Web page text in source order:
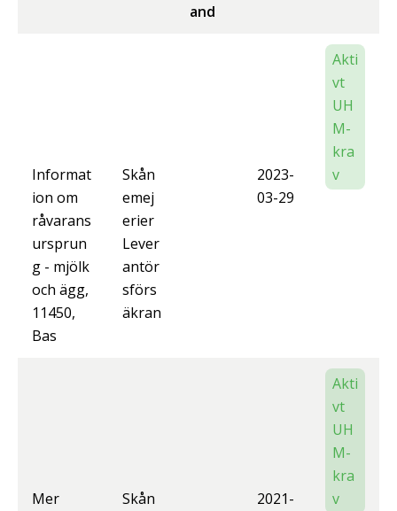
and
Informat
ion om
råvarans
ursprun
g - mjölk
och ägg,
11450,
Bas
Skån
emej
erier
Lever
antör
sförs
äkran
2023-
03-29
Akti
vt
UH
M-
kra
v
Mer
Skån
2021-
Akti
vt
UH
M-
kra
v